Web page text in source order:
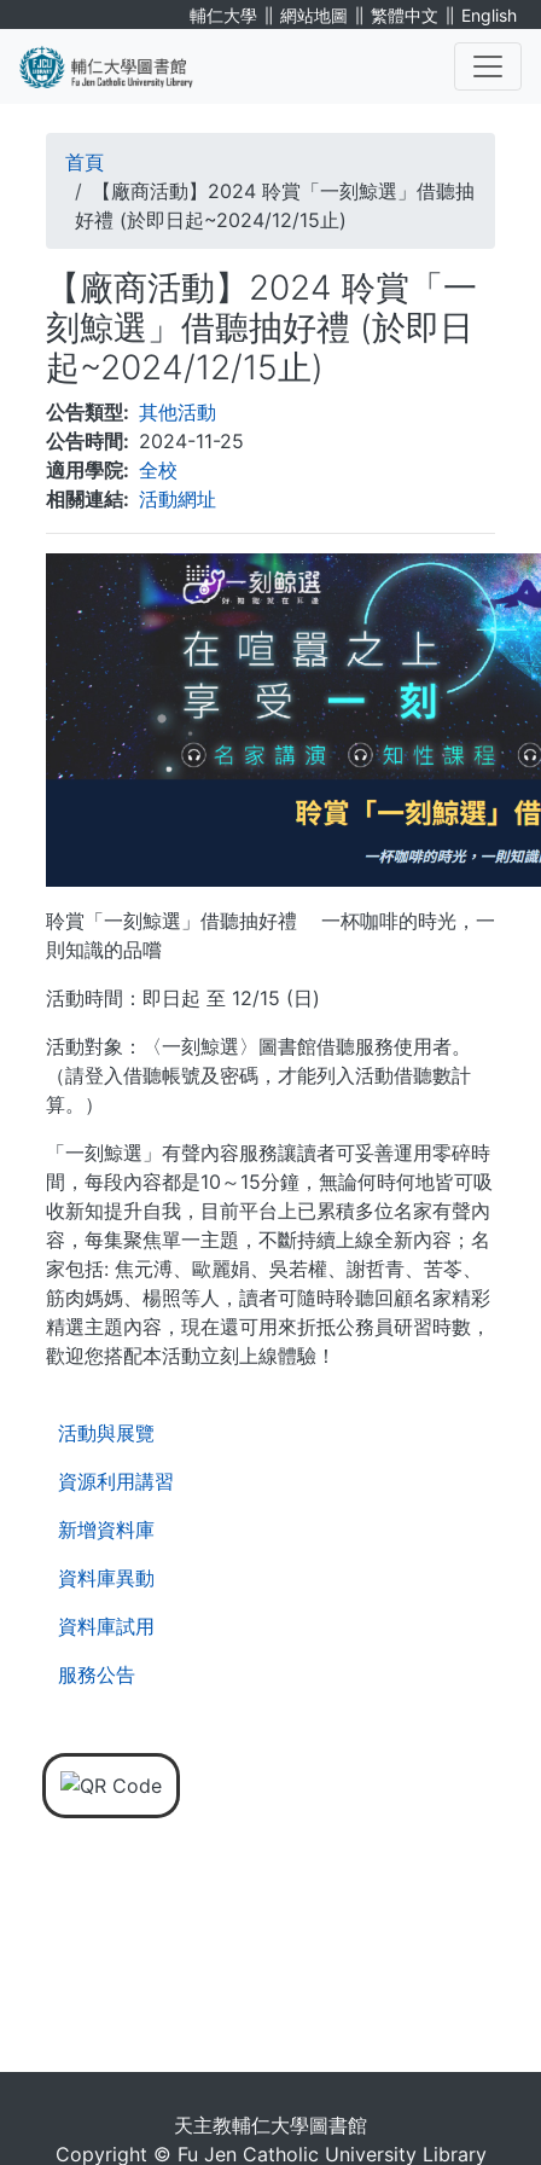
輔仁大學 ∥ 網站地圖 ∥ 繁體中文 ∥ English
活動與展覽
資源利用講習
新增資料庫
資料庫異動
資料庫試用
服務公告
導
航
連
結
首頁
【廠商活動】2024 聆賞「一刻鯨選」借聽抽
好禮 (於即日起~2024/12/15止)
【廠商活動】2024 聆賞「一
刻鯨選」借聽抽好禮 (於即日
起~2024/12/15止)
公告類型
其他活動
公告時間
2024-11-25
適用學院
全校
相關連結
活動網址
聆賞「一刻鯨選」借聽抽好禮 一杯咖啡的時光，一
則知識的品嚐
活動時間：即日起 至 12/15 (日)
活動對象：〈一刻鯨選〉圖書館借聽服務使用者。
（請登入借聽帳號及密碼，才能列入活動借聽數計
算。）
「一刻鯨選」有聲內容服務讓讀者可妥善運用零碎時
間，每段內容都是10～15分鐘，無論何時何地皆可吸
收新知提升自我，目前平台上已累積多位名家有聲內
容，每集聚焦單一主題，不斷持續上線全新內容；名
家包括: 焦元溥、歐麗娟、吳若權、謝哲青、苦苓、
筋肉媽媽、楊照等人，讀者可隨時聆聽回顧名家精彩
精選主題內容，現在還可用來折抵公務員研習時數，
歡迎您搭配本活動立刻上線體驗！
天主教輔仁大學圖書館
Copyright © Fu Jen Catholic University Library